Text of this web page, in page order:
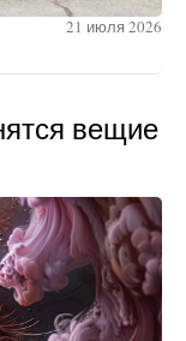
21 июля 2026
вещие